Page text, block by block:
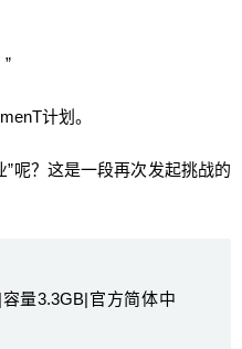
计划。
？这是一段再次发起挑战的
量3.3GB|官方简体中